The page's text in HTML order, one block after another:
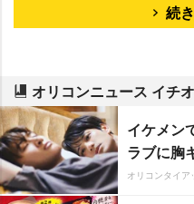
続
オリコンニュース イチ
イケメン
ラブに胸
オリコンタイア